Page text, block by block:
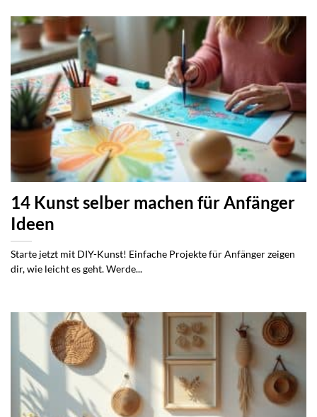
14 Kunst selber machen für Anfänger
Ideen
Starte jetzt mit DIY-Kunst! Einfache Projekte für Anfänger zeigen
dir, wie leicht es geht. Werde...